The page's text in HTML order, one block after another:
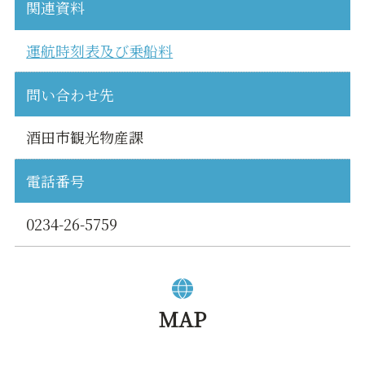
関連資料
運航時刻表及び乗船料
問い合わせ先
酒田市観光物産課
電話番号
0234-26-5759
MAP